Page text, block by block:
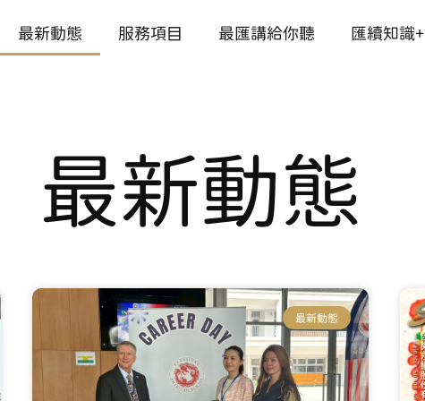
最新動態 服務項目 最匯講給你聽 匯續知識+
最新動態
最新動態